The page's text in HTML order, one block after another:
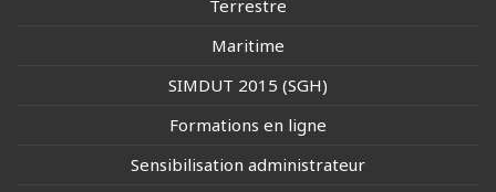
Terrestre
Maritime
SIMDUT 2015 (SGH)
Formations en ligne
Sensibilisation administrateur